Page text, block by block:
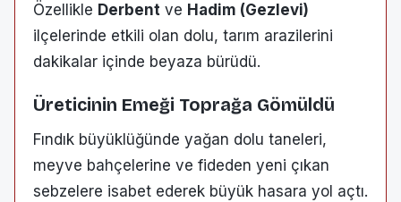
Özellikle Derbent ve Hadim (Gezlevi)
ilçelerinde etkili olan dolu, tarım arazilerini
dakikalar içinde beyaza bürüdü.
Üreticinin Emeği Toprağa Gömüldü
Fındık büyüklüğünde yağan dolu taneleri,
meyve bahçelerine ve fideden yeni çıkan
sebzelere isabet ederek büyük hasara yol açtı.